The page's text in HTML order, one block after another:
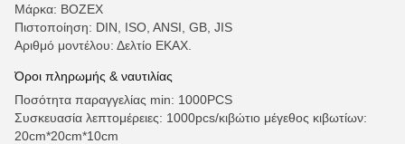
Μάρκα: BOZEX
Πιστοποίηση: DIN, ISO, ANSI, GB, JIS
Αριθμό μοντέλου: Δελτίο ΕΚΑΧ.
Όροι πληρωμής & ναυτιλίας
Ποσότητα παραγγελίας min: 1000PCS
Συσκευασία λεπτομέρειες: 1000pcs/κιβώτιο μέγεθος κιβωτίων:
20cm*20cm*10cm